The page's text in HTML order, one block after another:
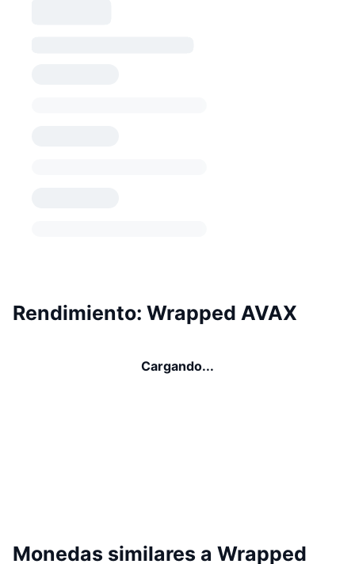
Rendimiento: Wrapped AVAX
Cargando...
Monedas similares a Wrapped